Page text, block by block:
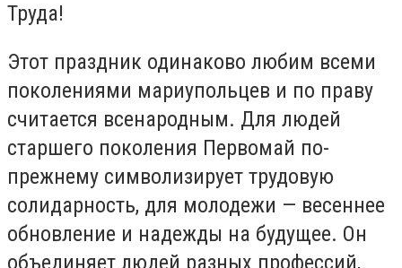
Труда!
Этот праздник одинаково любим всеми
поколениями мариупольцев и по праву
считается всенародным. Для людей
старшего поколения Первомай по-
прежнему символизирует трудовую
солидарность, для молодежи — весеннее
обновление и надежды на будущее. Он
объединяет людей разных профессий,